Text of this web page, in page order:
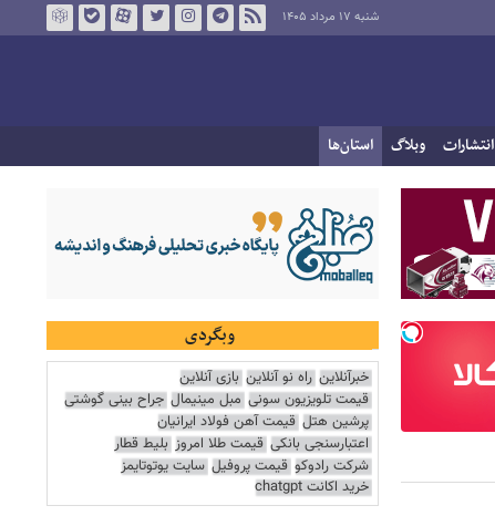
شنبه ۱۷ مرداد ۱۴۰۵
انتشارات وبلاگ استان‌ها
وبگردی
خبرآنلاین راه نو آنلاین بازی آنلاین
قیمت تلویزیون سونی مبل مینیمال جراح بینی گوشتی
پرشین هتل قیمت آهن فولاد ایرانیان
اعتبارسنجی بانکی قیمت طلا امروز بلیط قطار
شرکت رادوکو قیمت پروفیل سایت یوتوتایمز
خرید اکانت chatgpt